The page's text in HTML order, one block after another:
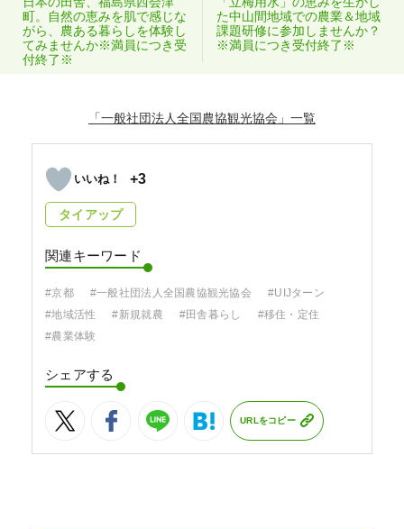
町。自然の恵みを肌で感じな
がら、農ある暮らしを体験し
てみませんか※満員につき受
付終了※
た中山間地域での農業＆地域
課題研修に参加しませんか？
※満員につき受付終了※
「一般社団法人全国農協観光協会」
+3
タイアップ
関連キーワード
#京都 #一般社団法人全国農協観光協会
#UIJターン
#地域活性
#新規就農 #田舎暮らし
#移住・定住
#農業体験
シェアする
URLをコピー